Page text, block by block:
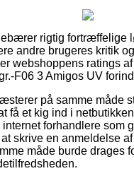
rigtig fortræffelige
andre brugeres kritik
webshoppens ratings
F06 3 Amigos UV
på samme måde
få et kig ind i
forhandlere som
skrive en anmeldelse
måde burde drages